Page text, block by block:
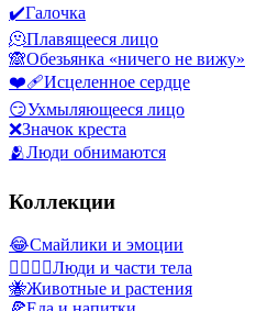
✔️Галочка
🫠Плавящееся лицо
🙈Обезьянка «ничего не вижу»
❤️‍🩹Исцеленное сердце
😏Ухмыляющееся лицо
❌Значок креста
🫂Люди обнимаются
Коллекции
😂Смайлики и эмоции
👩‍❤️‍💋‍👨Люди и части тела
🐝Животные и растения